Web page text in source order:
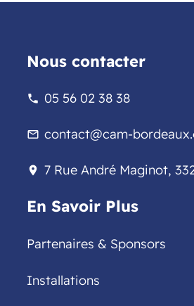
Nous contacter
phone 05 56 02 38 38
mail_outline contact@cam-
location_on 7 Rue André Maginot,
En Savoir Plus
Partenaires & Sponsors
Installations